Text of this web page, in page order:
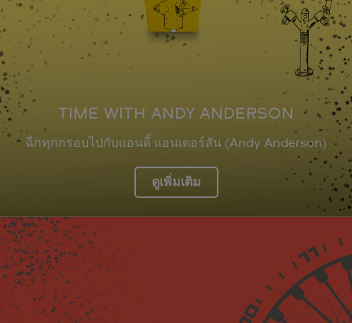
TIME WITH ANDY ANDERSON
ฉีกทุกกรอบไปกับแอนดี้ แอนเดอร์สัน (Andy Anderson)
ดูเพิ่มเติม